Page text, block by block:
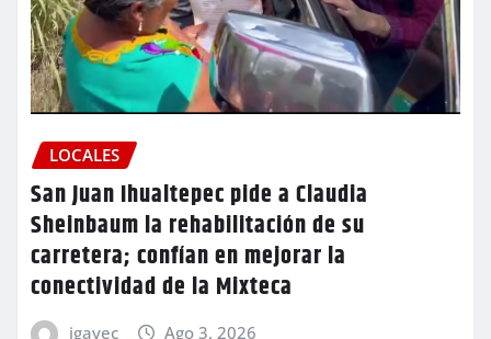
LOCALES
San Juan Ihualtepec pide a Claudia
Sheinbaum la rehabilitación de su
carretera; confían en mejorar la
conectividad de la Mixteca
igavec Ago 3, 2026